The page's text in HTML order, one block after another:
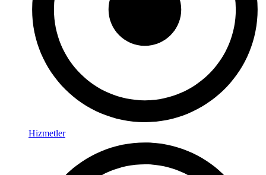
Hizmetler